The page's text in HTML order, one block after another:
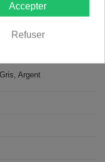
Argent
Accepter
Refuser